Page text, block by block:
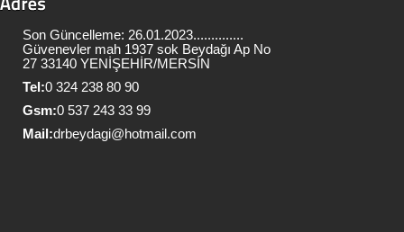
Son Güncelleme: 26.01.2023..............
Güvenevler mah 1937 sok Beydağı Ap No
27 33140 YENİŞEHİR/MERSİN
Tel:0 324 238 80 90
Gsm:0 537 243 33 99
Mail:drbeydagi@hotmail.com